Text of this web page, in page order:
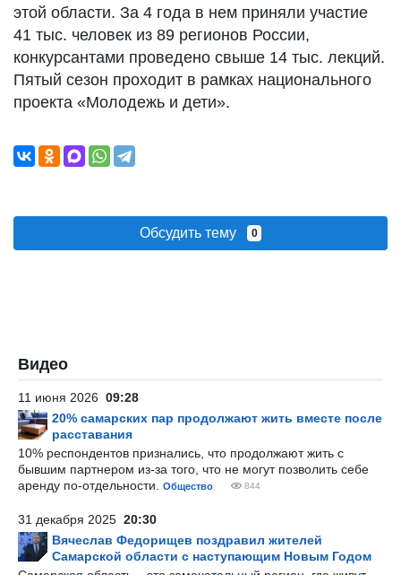
этой области. За 4 года в нем приняли участие
41 тыс. человек из 89 регионов России,
конкурсантами проведено свыше 14 тыс. лекций.
Пятый сезон проходит в рамках национального
проекта «Молодежь и дети».
Обсудить тему 0
Видео
11 июня 2026 09:28
20% самарских пар продолжают жить вместе после
расставания
10% респондентов признались, что продолжают жить с
бывшим партнером из-за того, что не могут позволить себе
аренду по-отдельности.
Общество 844
31 декабря 2025 20:30
Вячеслав Федорищев поздравил жителей
Самарской области с наступающим Новым Годом